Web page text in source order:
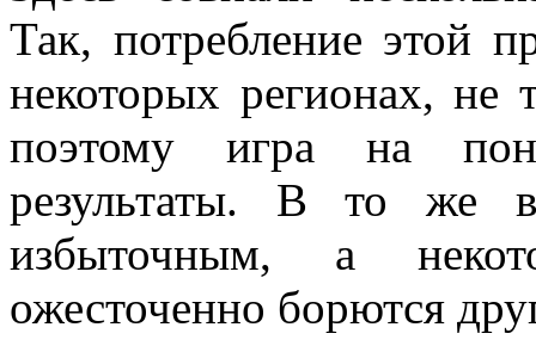
Так, потребление этой
некоторых регионах, не
поэтому игра на
результаты. В то же
избыточным, а
ожесточенно борются